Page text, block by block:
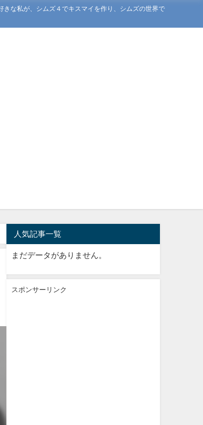
人気記事一覧
まだデータがありません。
スポンサーリンク